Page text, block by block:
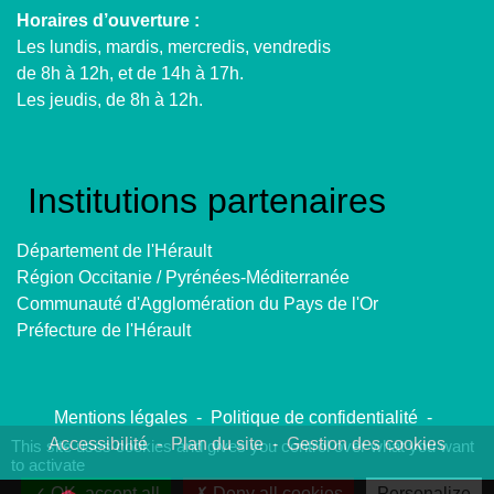
Horaires d’ouverture :
Les lundis, mardis, mercredis, vendredis
de 8h à 12h, et de 14h à 17h.
Les jeudis, de 8h à 12h.
Institutions partenaires
Département de l'Hérault
Région Occitanie / Pyrénées-Méditerranée
Communauté d'Agglomération du Pays de l'Or
Préfecture de l'Hérault
Mentions légales - Politique de confidentialité -
Accessibilité - Plan du site - Gestion des cookies
This site uses cookies and gives you control over what you want
to activate